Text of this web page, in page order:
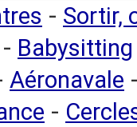
- Sortir,
- Babysitting
Aéronavale
-